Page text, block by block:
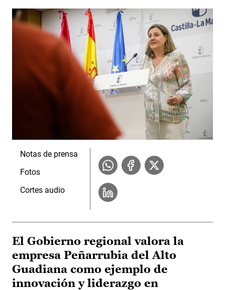
Notas de prensa
Fotos
Cortes audio
El Gobierno regional valora la
empresa Peñarrubia del Alto
Guadiana como ejemplo de
innovación y liderazgo en